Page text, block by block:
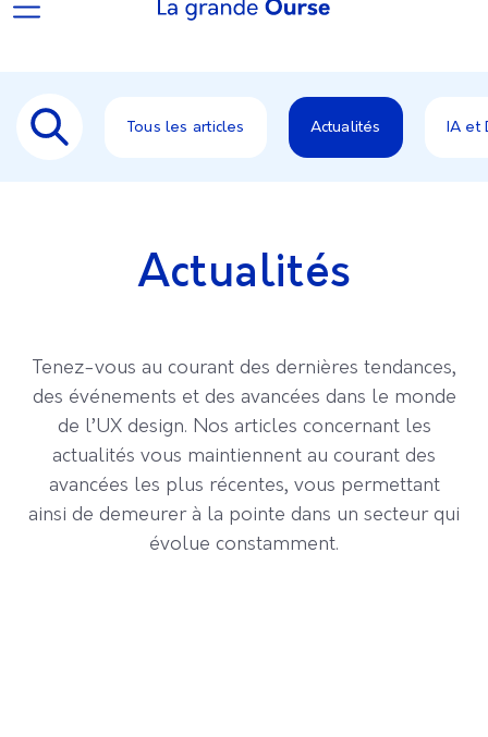
Tous les articles Actualités IA et
Actualités
Tenez-vous au courant des dernières tendances,
des événements et des avancées dans le monde
de l’UX design. Nos articles concernant les
actualités vous maintiennent au courant des
avancées les plus récentes, vous permettant
ainsi de demeurer à la pointe dans un secteur qui
évolue constamment.